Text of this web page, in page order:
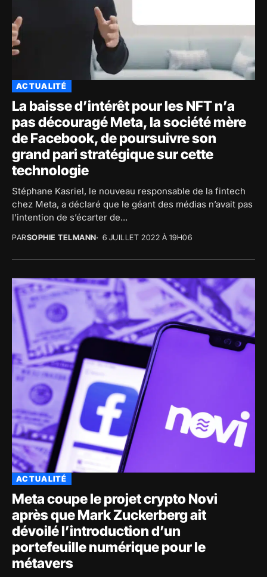
ACTUALITÉ
La baisse d’intérêt pour les NFT n’a
pas découragé Meta, la société mère
de Facebook, de poursuivre son
grand pari stratégique sur cette
technologie
Stéphane Kasriel, le nouveau responsable de la fintech
chez Meta, a déclaré que le géant des médias n’avait pas
l’intention de s’écarter de...
PARSOPHIE TELMANN 6 JUILLET 2022 À 19H06
ACTUALITÉ
Meta coupe le projet crypto Novi
après que Mark Zuckerberg ait
dévoilé l’introduction d’un
portefeuille numérique pour le
métavers